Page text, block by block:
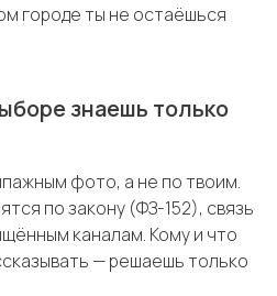
городе ты не остаёшься
знаешь только
фото, а не по твоим.
по закону (ФЗ-152), связь
каналам. Кому и что
— решаешь только